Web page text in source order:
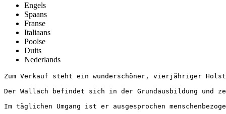
Engels
Spaans
Franse
Italiaans
Poolse
Duits
Nederlands
Zum Verkauf steht ein wunderschöner, vierjähriger
Der Wallach befindet sich in der Grundausbildung
Im täglichen Umgang ist er ausgesprochen